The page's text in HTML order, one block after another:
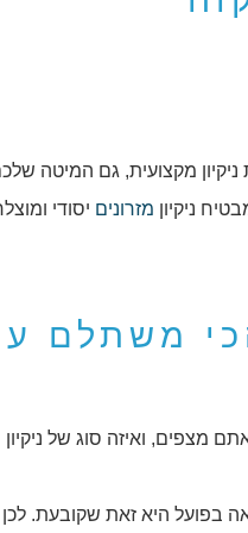
ניקיון מקצועית, גם המיטה
ניקיון מזרונים יסודי
משתלם
ואיזה סוג של ניקיון
בפועל היא זאת שקובעת. לכן